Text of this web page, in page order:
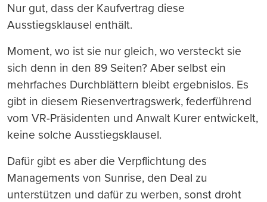
Nur gut, dass der Kaufvertrag diese
Ausstiegsklausel enthält.
Moment, wo ist sie nur gleich, wo versteckt sie
sich denn in den 89 Seiten? Aber selbst ein
mehrfaches Durchblättern bleibt ergebnislos. Es
gibt in diesem Riesenvertragswerk, federführend
vom VR-Präsidenten und Anwalt Kurer entwickelt,
keine solche Ausstiegsklausel.
Dafür gibt es aber die Verpflichtung des
Managements von Sunrise, den Deal zu
unterstützen und dafür zu werben, sonst droht